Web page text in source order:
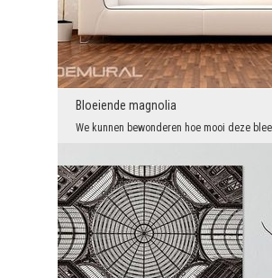
Bloeiende magnolia